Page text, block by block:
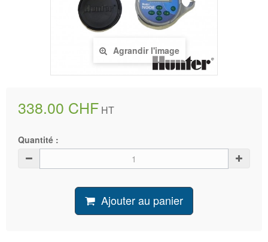
Agrandir l'image
338.00 CHF HT
Quantité :
Ajouter au panier